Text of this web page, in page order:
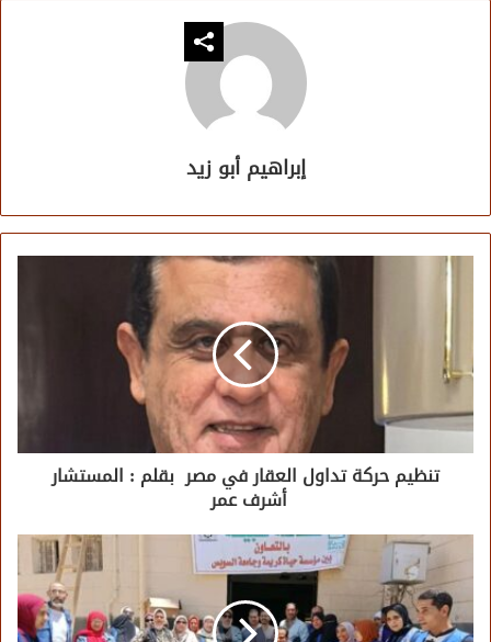
إبراهيم أبو زيد
تنظيم حركة تداول العقار في مصر بقلم : المستشار
أشرف عمر